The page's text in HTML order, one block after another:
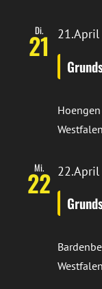
Di.
21
Hoengen
Mi.
22